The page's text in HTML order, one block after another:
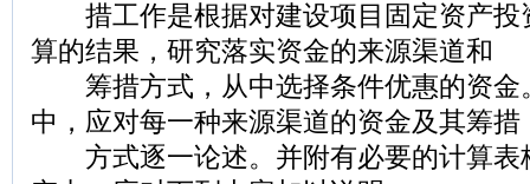
措工作是根据对建设项目固定资产投
算的结果，研究落实资金的来源渠道和
筹措方式，从中选择条件优惠的资金
中，应对每一种来源渠道的资金及其筹措
方式逐一论述。并附有必要的计算表